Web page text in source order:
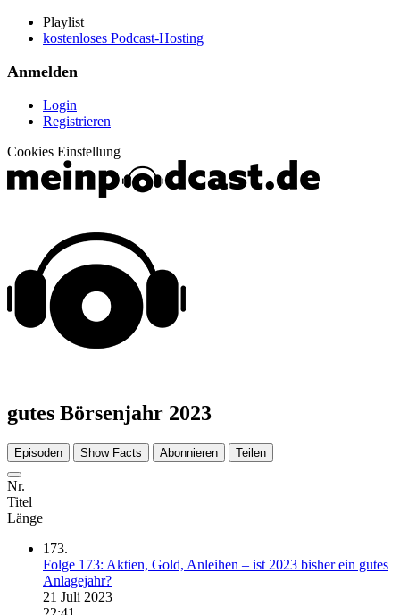
Playlist
kostenloses Podcast-Hosting
Anmelden
Login
Registrieren
Cookies Einstellung
gutes Börsenjahr 2023
Episoden Show Facts Abonnieren Teilen
Nr.
Titel
Länge
173.
Folge 173: Aktien, Gold, Anleihen – ist 2023 bisher ein gutes
Anlagejahr?
21 Juli 2023